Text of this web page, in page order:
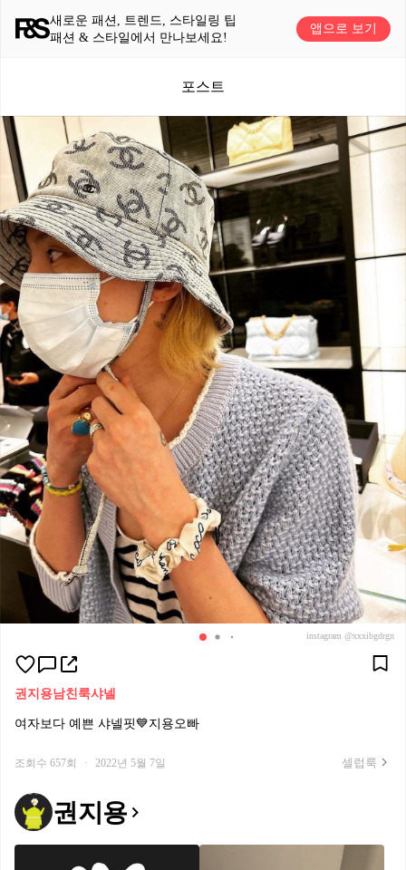
새로운 패션, 트렌드, 스타일링 팁
패션 & 스타일에서 만나보세요!
앱으로 보기
포스트
instagram @xxxibgdrgn
권지용남친룩샤넬
여자보다 예쁜 샤넬핏💙지용오빠
조회수 657회 · 2022년 5월 7일 셀럽룩
권지용